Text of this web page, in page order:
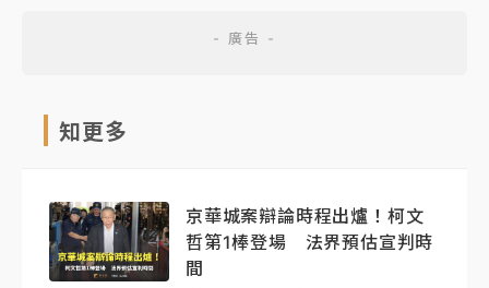
知更多
京華城案辯論時程出爐！柯文
哲第1棒登場 法界預估宣判時
間